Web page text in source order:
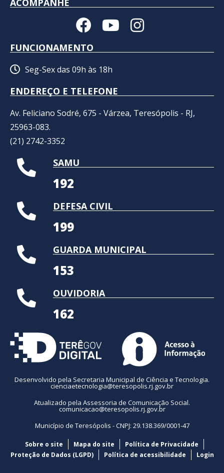
FUNCIONAMENTO
Seg-Sex das 09h às 18h
ENDEREÇO E TELEFONE
Av. Feliciano Sodré, 675 - Várzea, Teresópolis - RJ,
25963-083.
(21) 2742-3352​
SAMU
192
DEFESA CIVIL
199
GUARDA MUNICIPAL
153
OUVIDORIA
162
Desenvolvido pela Secretaria Municipal de Ciência e Tecnologia.
cienciaetecnologia@teresopolis.rj.gov.br
Atualizado pela Assessoria de Comunicação Social.
comunicacao@teresopolis.rj.gov.br
Município de Teresópolis - CNPJ: 29.138.369/0001-47
Sobre o site Mapa do site
Política de Privacidade
Proteção de Dados (LGPD)
Política de acessibilidade Login